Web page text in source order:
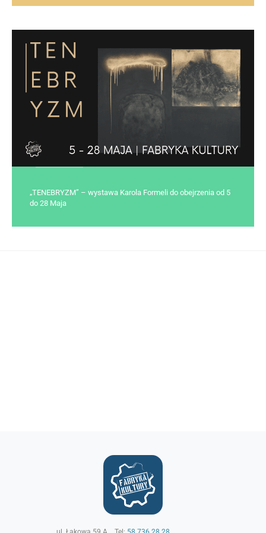
„TENEBRYZM” – wystawa Karola Formeli do obejrzenia od 5
do 28 Maja